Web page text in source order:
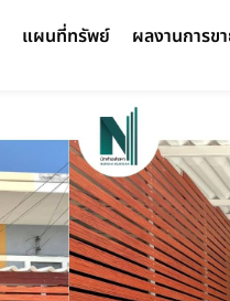
แผนที่ทรัพย์ ผลงานการข